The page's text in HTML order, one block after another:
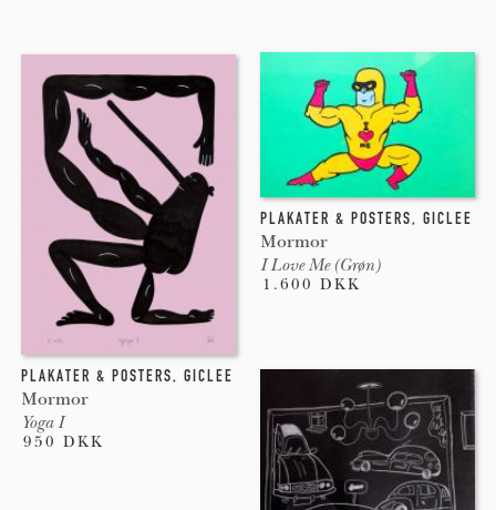
PLAKATER & POSTERS, GICLEE
Mormor
I Love Me (Grøn)
1.600 DKK
PLAKATER & POSTERS, GICLEE
Mormor
Yoga I
950 DKK